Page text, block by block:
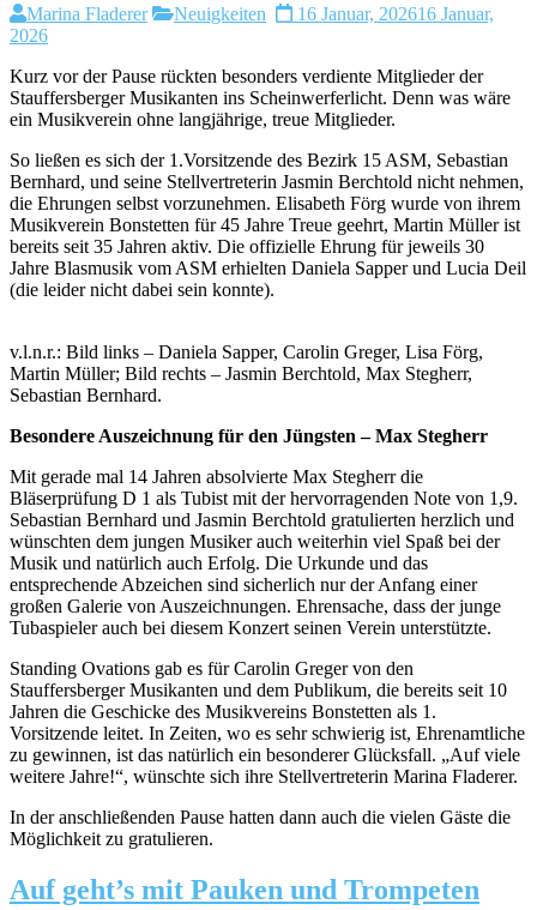
Marina Fladerer Neuigkeiten 16 Januar, 202616 Januar,
2026
Kurz vor der Pause rückten besonders verdiente Mitglieder der
Stauffersberger Musikanten ins Scheinwerferlicht. Denn was wäre
ein Musikverein ohne langjährige, treue Mitglieder.
So ließen es sich der 1.Vorsitzende des Bezirk 15 ASM, Sebastian
Bernhard, und seine Stellvertreterin Jasmin Berchtold nicht nehmen,
die Ehrungen selbst vorzunehmen. Elisabeth Förg wurde von ihrem
Musikverein Bonstetten für 45 Jahre Treue geehrt, Martin Müller ist
bereits seit 35 Jahren aktiv. Die offizielle Ehrung für jeweils 30
Jahre Blasmusik vom ASM erhielten Daniela Sapper und Lucia Deil
(die leider nicht dabei sein konnte).
v.l.n.r.: Bild links – Daniela Sapper, Carolin Greger, Lisa Förg,
Martin Müller; Bild rechts – Jasmin Berchtold, Max Stegherr,
Sebastian Bernhard.
Besondere Auszeichnung für den Jüngsten – Max Stegherr
Mit gerade mal 14 Jahren absolvierte Max Stegherr die
Bläserprüfung D 1 als Tubist mit der hervorragenden Note von 1,9.
Sebastian Bernhard und Jasmin Berchtold gratulierten herzlich und
wünschten dem jungen Musiker auch weiterhin viel Spaß bei der
Musik und natürlich auch Erfolg. Die Urkunde und das
entsprechende Abzeichen sind sicherlich nur der Anfang einer
großen Galerie von Auszeichnungen. Ehrensache, dass der junge
Tubaspieler auch bei diesem Konzert seinen Verein unterstützte.
Standing Ovations gab es für Carolin Greger von den
Stauffersberger Musikanten und dem Publikum, die bereits seit 10
Jahren die Geschicke des Musikvereins Bonstetten als 1.
Vorsitzende leitet. In Zeiten, wo es sehr schwierig ist, Ehrenamtliche
zu gewinnen, ist das natürlich ein besonderer Glücksfall. „Auf viele
weitere Jahre!“, wünschte sich ihre Stellvertreterin Marina Fladerer.
In der anschließenden Pause hatten dann auch die vielen Gäste die
Möglichkeit zu gratulieren.
Auf geht’s mit Pauken und Trompeten